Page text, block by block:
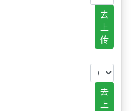
去
上
传
去
上